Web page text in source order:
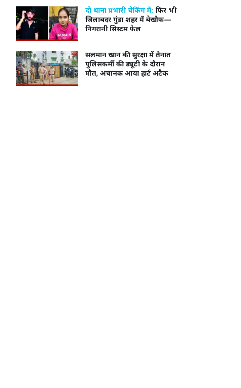
दो थाना प्रभारी चेकिंग में: फिर भी
जिलाबदर गुंडा शहर में बेखौफ—
निगरानी सिस्टम फेल
सलमान खान की सुरक्षा में तैनात
पुलिसकर्मी की ड्यूटी के दौरान
मौत, अचानक आया हार्ट अटैक